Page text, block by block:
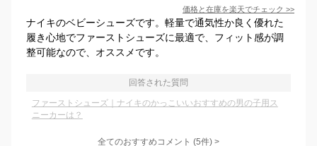
価格と在庫を楽天でチェック >>
ナイキのベビーシューズです。軽量で通気性か良く優れた
履き心地でファーストシューズに最適で、フィット感が調
整可能なので、オススメです。
回答された質問
ファーストシューズ｜ナイキのかっこいいおすすめの男の子用ス
ニーカーは？
全てのおすすめコメント (5件) >